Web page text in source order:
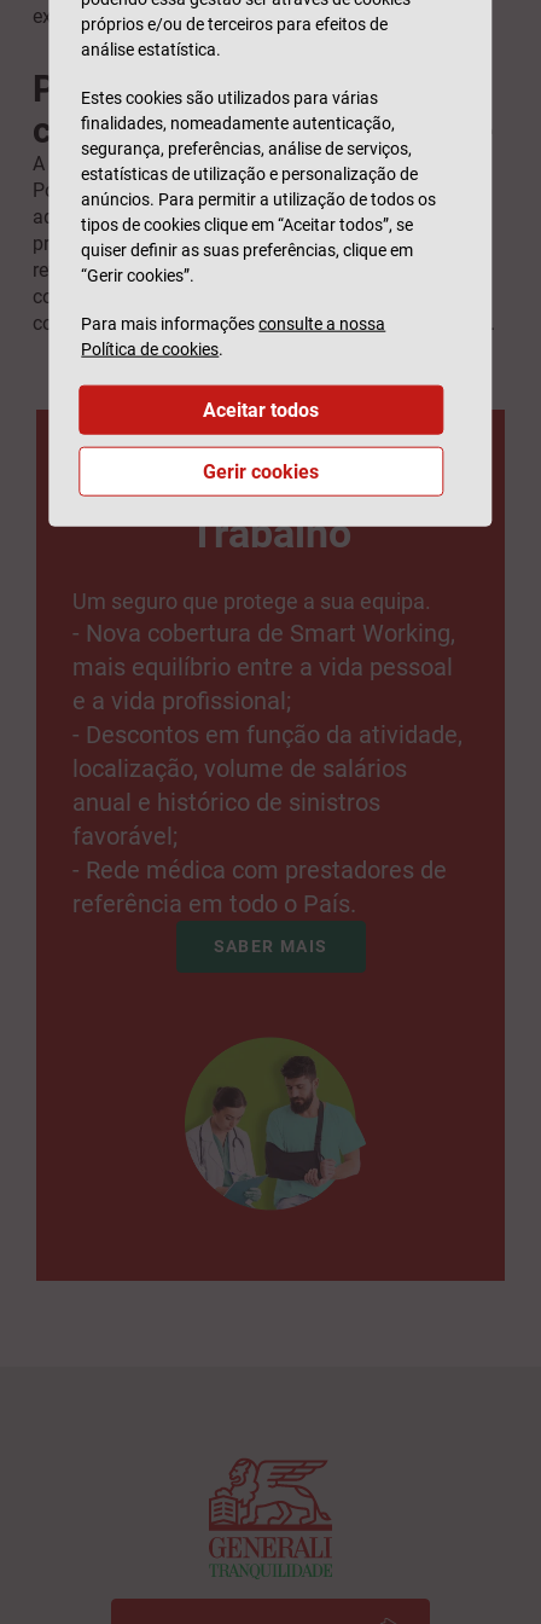
extra para a empresa e respetivos colaboradores.
Proteger os seus
colaboradores é proteger-se
A legislação pode variar, dependendo do país. Em
Portugal, os empregadores têm a obrigação legal de
adotar e monitorizar políticas e estratégias de
promoção da segurança e saúde, no trabalho. Tal
refere-se, nomeadamente, à integridade física dos
colaboradores, prevenção de riscos profissionais,
condições de higiene, segurança e saúde, entre outros.
Seguro Acidentes de
Trabalho
Um seguro que protege a sua equipa.
- Nova cobertura de Smart Working,
mais equilíbrio entre a vida pessoal
e a vida profissional;
- Descontos em função da atividade,
localização, volume de salários
anual e histórico de sinistros
favorável;
- Rede médica com prestadores de
referência em todo o País.
SABER MAIS
próprios e/ou de terceiros para efeitos de
análise estatística.
Estes cookies são utilizados para várias
finalidades, nomeadamente autenticação,
segurança, preferências, análise de serviços,
estatísticas de utilização e personalização de
anúncios. Para permitir a utilização de todos os
tipos de cookies clique em “Aceitar todos”, se
quiser definir as suas preferências, clique em
“Gerir cookies”.
Para mais informaçõesconsulte a nossa
Política de cookies.
Gerir cookies
Aceitar todos